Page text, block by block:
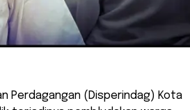
Perdagangan (Disperindag) Kota